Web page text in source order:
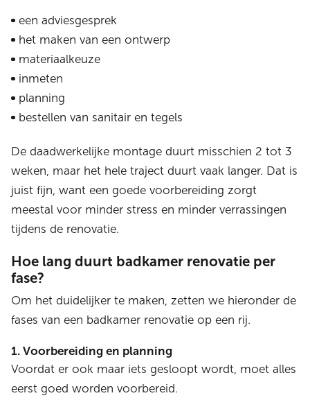
een adviesgesprek
het maken van een ontwerp
materiaalkeuze
inmeten
planning
bestellen van sanitair en tegels
De daadwerkelijke montage duurt misschien 2 tot 3
weken, maar het hele traject duurt vaak langer. Dat is
juist fijn, want een goede voorbereiding zorgt
meestal voor minder stress en minder verrassingen
tijdens de renovatie.
Hoe lang duurt badkamer renovatie per
fase?
Om het duidelijker te maken, zetten we hieronder de
fases van een badkamer renovatie op een rij.
1. Voorbereiding en planning
Voordat er ook maar iets gesloopt wordt, moet alles
eerst goed worden voorbereid.